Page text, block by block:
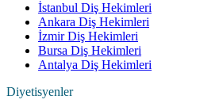
İstanbul Diş Hekimleri
Ankara Diş Hekimleri
İzmir Diş Hekimleri
Bursa Diş Hekimleri
Antalya Diş Hekimleri
Diyetisyenler